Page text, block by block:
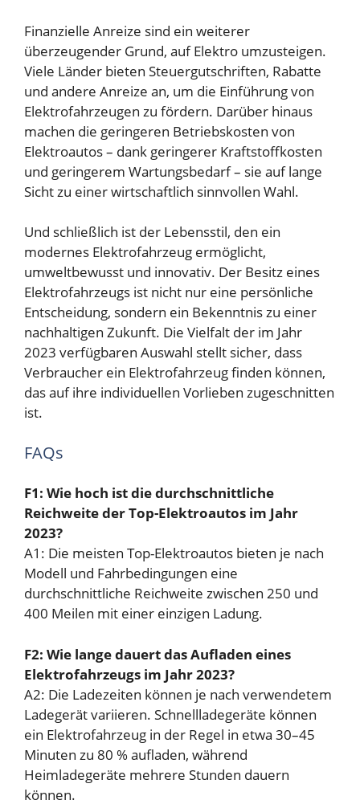
Finanzielle Anreize sind ein weiterer
überzeugender Grund, auf Elektro umzusteigen.
Viele Länder bieten Steuergutschriften, Rabatte
und andere Anreize an, um die Einführung von
Elektrofahrzeugen zu fördern. Darüber hinaus
machen die geringeren Betriebskosten von
Elektroautos – dank geringerer Kraftstoffkosten
und geringerem Wartungsbedarf – sie auf lange
Sicht zu einer wirtschaftlich sinnvollen Wahl.
Und schließlich ist der Lebensstil, den ein
modernes Elektrofahrzeug ermöglicht,
umweltbewusst und innovativ. Der Besitz eines
Elektrofahrzeugs ist nicht nur eine persönliche
Entscheidung, sondern ein Bekenntnis zu einer
nachhaltigen Zukunft. Die Vielfalt der im Jahr
2023 verfügbaren Auswahl stellt sicher, dass
Verbraucher ein Elektrofahrzeug finden können,
das auf ihre individuellen Vorlieben zugeschnitten
ist.
FAQs
F1: Wie hoch ist die durchschnittliche
Reichweite der Top-Elektroautos im Jahr
2023?
A1: Die meisten Top-Elektroautos bieten je nach
Modell und Fahrbedingungen eine
durchschnittliche Reichweite zwischen 250 und
400 Meilen mit einer einzigen Ladung.
F2: Wie lange dauert das Aufladen eines
Elektrofahrzeugs im Jahr 2023?
A2: Die Ladezeiten können je nach verwendetem
Ladegerät variieren. Schnellladegeräte können
ein Elektrofahrzeug in der Regel in etwa 30–45
Minuten zu 80 % aufladen, während
Heimladegeräte mehrere Stunden dauern
können.